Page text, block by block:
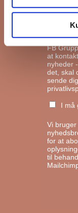
FB
at
nyheder
det, skal
sende
I må
Vi
for at
til